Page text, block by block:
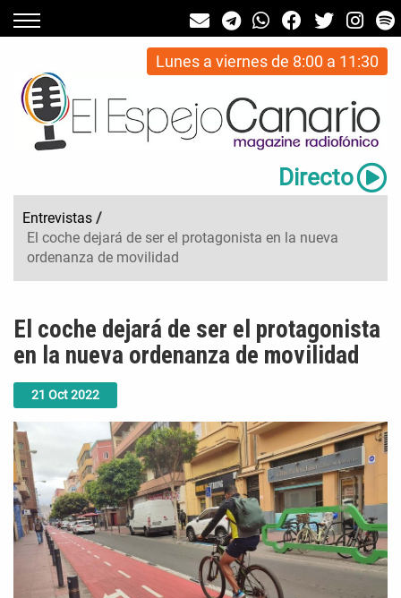
Lunes a viernes de 8:00 a 11:30
Directo
Entrevistas /
El coche dejará de ser el protagonista en la nueva
ordenanza de movilidad
21 Oct2022
El coche dejará de ser el protagonista
en la nueva ordenanza de movilidad